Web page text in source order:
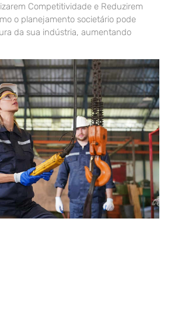
Competitividade e Reduzirem
o planejamento societário pode
da sua indústria, aumentando